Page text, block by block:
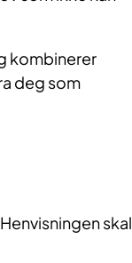
kombinerer
deg som
skal